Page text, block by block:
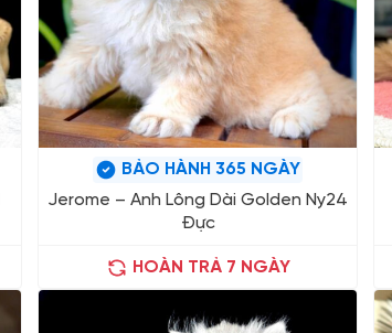
BẢO HÀNH 365 NGÀY
Jerome – Anh Lông Dài Golden Ny24
Đực
HOÀN TRẢ 7 NGÀY